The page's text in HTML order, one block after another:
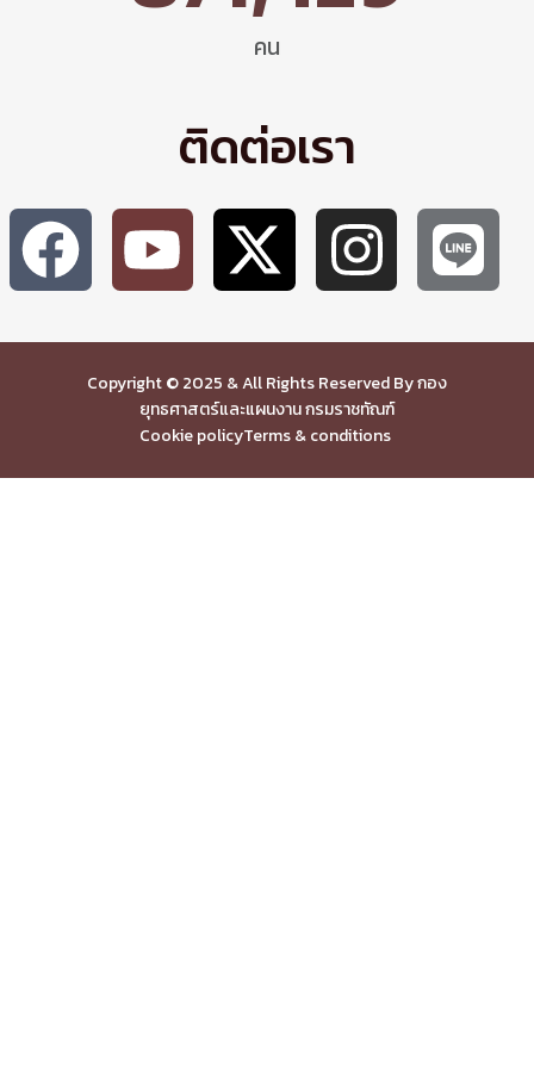
คน
ติดต่อเรา
Copyright © 2025 & All Rights Reserved By กอง
ยุทธศาสตร์และแผนงาน กรมราชทัณฑ์
Cookie policyTerms & conditions